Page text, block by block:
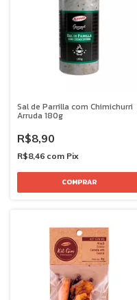
Sal de Parrilla com Chimichurri
Arruda 180g
R$8,90
R$8,46 com Pix